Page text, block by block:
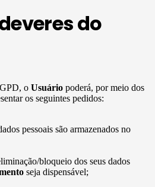
do
o Usuário poderá, por meio dos
os seguintes pedidos:
pessoais são armazenados no
bloqueio dos seus dados
seja dispensável;